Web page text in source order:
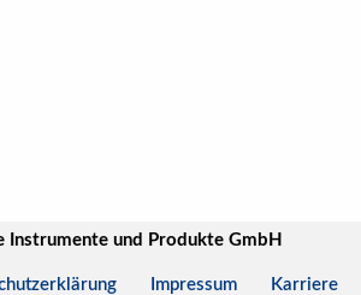
Instrumente und Produkte GmbH
Impressum
Karriere